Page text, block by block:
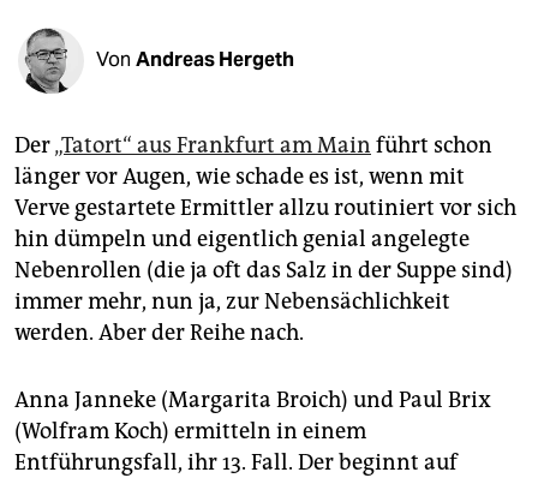
shop
fragen & hilfe
unterstützen
abo
genossenschaft
epaper login
Von Andreas Hergeth
Der„Tatort“ aus Frankfurt am Main führt schon
länger vor Augen, wie schade es ist, wenn mit
Verve gestartete Ermittler allzu routiniert vor sich
hin dümpeln und eigentlich genial angelegte
Nebenrollen (die ja oft das Salz in der Suppe sind)
immer mehr, nun ja, zur Nebensächlichkeit
werden. Aber der Reihe nach.
Anna Janneke (Margarita Broich) und Paul Brix
(Wolfram Koch) ermitteln in einem
Entführungsfall, ihr 13. Fall. Der beginnt auf